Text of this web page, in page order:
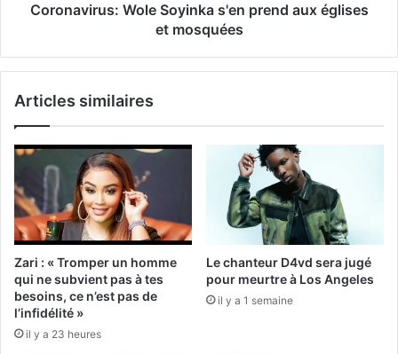
Coronavirus: Wole Soyinka s'en prend aux églises
et mosquées
Articles similaires
Zari : « Tromper un homme
qui ne subvient pas à tes
besoins, ce n’est pas de
l’infidélité »
il y a 23 heures
Le chanteur D4vd sera jugé
pour meurtre à Los Angeles
il y a 1 semaine